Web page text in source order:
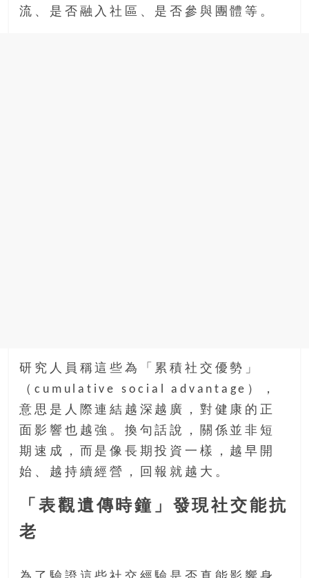
流、是否融入社區、是否參與團體等。
研究人員稱這些為「累積社交優勢」
（cumulative social advantage），
意思是人際連結越深越廣，對健康的正
面影響也越強。換句話說，關係並非短
期速成，而是像長期投資一樣，越早開
始、越持續經營，回報就越大。
「表觀遺傳時鐘」發現社交能抗
老